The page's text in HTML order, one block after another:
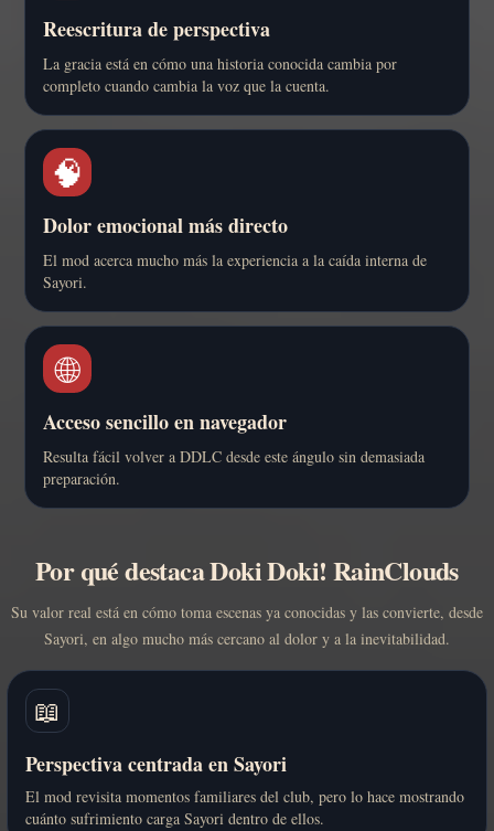
Reescritura de perspectiva
La gracia está en cómo una historia conocida cambia por
completo cuando cambia la voz que la cuenta.
🧠
Dolor emocional más directo
El mod acerca mucho más la experiencia a la caída interna de
Sayori.
🌐
Acceso sencillo en navegador
Resulta fácil volver a DDLC desde este ángulo sin demasiada
preparación.
Por qué destaca Doki Doki! RainClouds
Su valor real está en cómo toma escenas ya conocidas y las convierte, desde
Sayori, en algo mucho más cercano al dolor y a la inevitabilidad.
📖
Perspectiva centrada en Sayori
El mod revisita momentos familiares del club, pero lo hace mostrando
cuánto sufrimiento carga Sayori dentro de ellos.